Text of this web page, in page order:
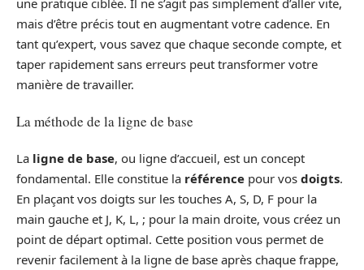
mais d’être précis tout en augmentant votre cadence. En
tant qu’expert, vous savez que chaque seconde compte, et
taper rapidement sans erreurs peut transformer votre
manière de travailler.
La méthode de la ligne de base
La ligne de base, ou ligne d’accueil, est un concept
fondamental. Elle constitue la référence pour vos doigts.
En plaçant vos doigts sur les touches A, S, D, F pour la
main gauche et J, K, L, ; pour la main droite, vous créez un
point de départ optimal. Cette position vous permet de
revenir facilement à la ligne de base après chaque frappe,